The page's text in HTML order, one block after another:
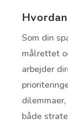
Som din
målrettet
arbejder
både